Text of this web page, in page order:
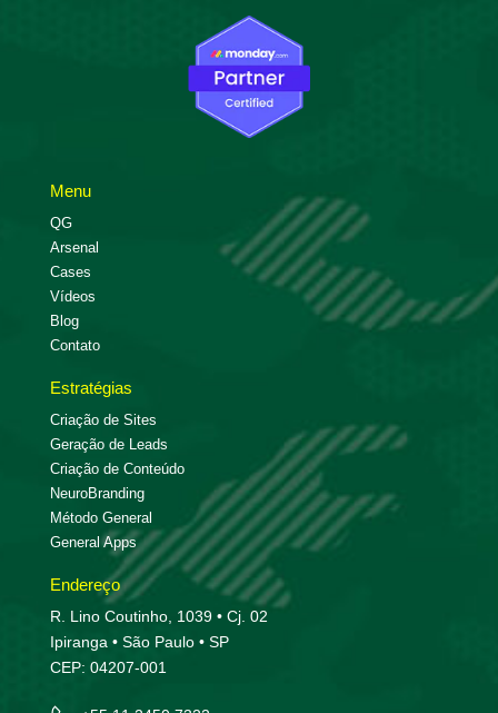
Menu
QG
Arsenal
Cases
Vídeos
Blog
Contato
Estratégias
Criação de Sites
Geração de Leads
Criação de Conteúdo
NeuroBranding
Método General
General Apps
Endereço
R. Lino Coutinho, 1039 • Cj. 02
Ipiranga • São Paulo • SP
CEP: 04207-001